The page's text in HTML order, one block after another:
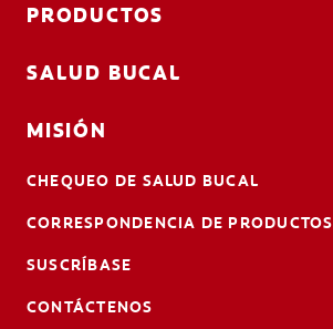
PRODUCTOS
SALUD BUCAL
MISIÓN
CHEQUEO DE SALUD BUCAL
CORRESPONDENCIA DE PRODUCTOS
SUSCRÍBASE
CONTÁCTENOS